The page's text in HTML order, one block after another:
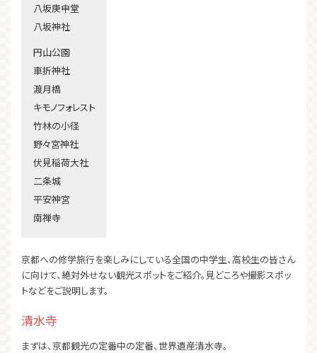
八坂庚申堂
八坂神社
円山公園
車折神社
渡月橋
キモノフォレスト
竹林の小径
野々宮神社
伏見稲荷大社
二条城
平安神宮
南禅寺
京都への修学旅行を楽しみにしている全国の中学生、高校生の皆さん
に向けて、絶対外せない観光スポットをご紹介。見どころや撮影スポッ
トなどをご説明します。
清水寺
まずは、京都観光の定番中の定番、世界遺産清水寺。